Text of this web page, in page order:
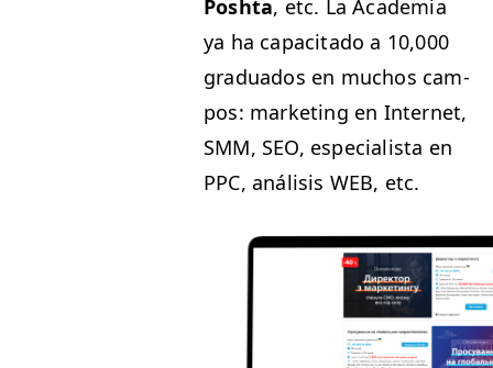
Posh­ta, etc. La Acad­e­mia
ya ha capac­i­ta­do a 10,000
grad­u­a­dos en muchos cam­
pos: mar­ket­ing en Inter­net,
SMM, SEO, espe­cial­ista en
PPC, análi­sis WEB, etc.